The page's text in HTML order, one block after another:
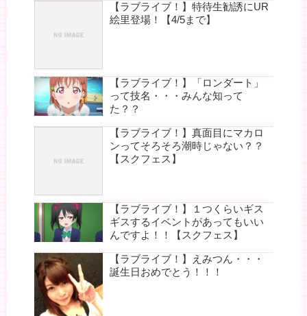
【ラブライブ！】特待生勧誘にUR
絵里登場！【4/5まで】
【ラブライブ！】「ロンダート」
って技名・・・みんな知って
た？？
【ラブライブ！】真面目にマカロ
ンってそろそろ潮時じゃない？？
【スクフェス】
【ラブライブ！】１つくらいギス
ギスするイベントがあってもいい
んですよ！！【スクフェス】
【ラブライブ！】えみつん・・・
誕生日おめでとう！！！